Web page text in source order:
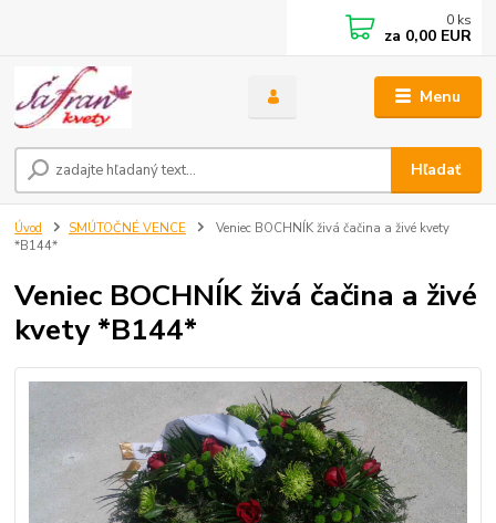
Menu
Hľadať
0 ks
za 0,00 EUR
Úvod SMÚTOČNÉ VENCE
Veniec BOCHNÍK živá čačina a živé kvety
*B144*
Veniec BOCHNÍK živá čačina a živé
kvety *B144*